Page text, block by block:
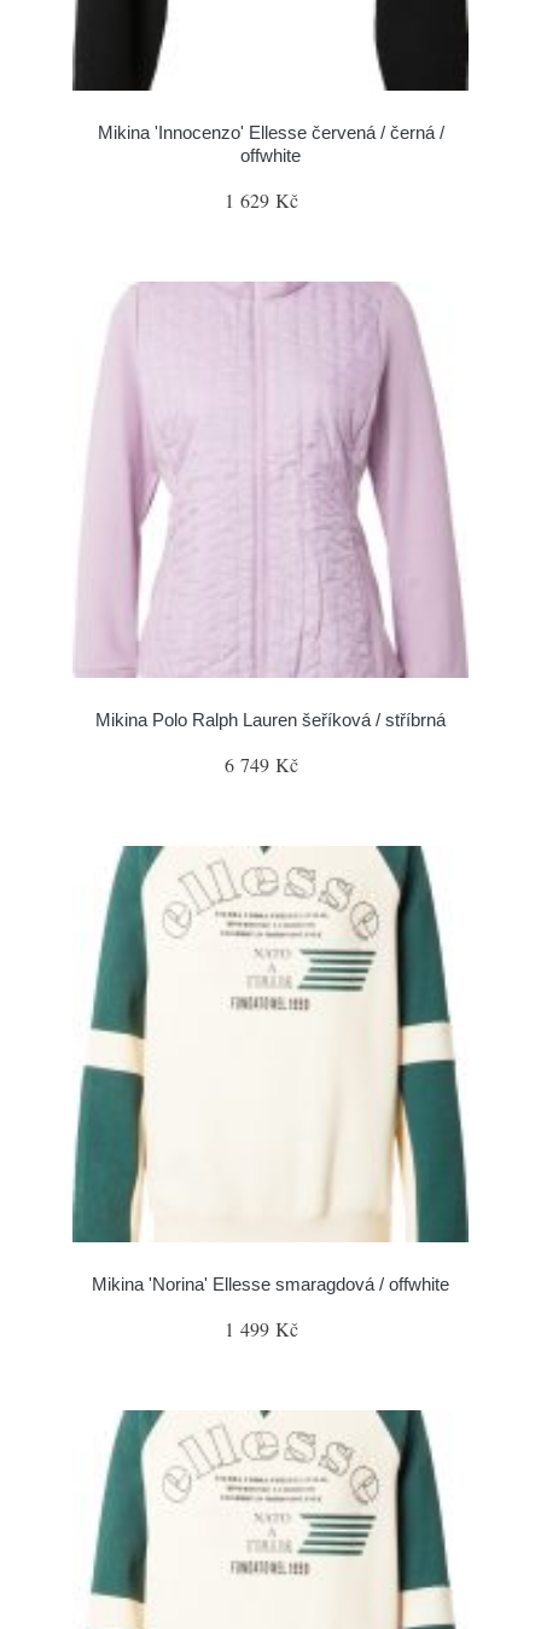
Mikina 'Innocenzo' Ellesse červená / černá /
offwhite
1 629 Kč
Mikina Polo Ralph Lauren šeříková / stříbrná
6 749 Kč
Mikina 'Norina' Ellesse smaragdová / offwhite
1 499 Kč